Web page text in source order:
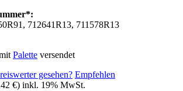
712641R13, 711578R13
Palette versendet
gesehen? Empfehlen
€) inkl. 19% MwSt.